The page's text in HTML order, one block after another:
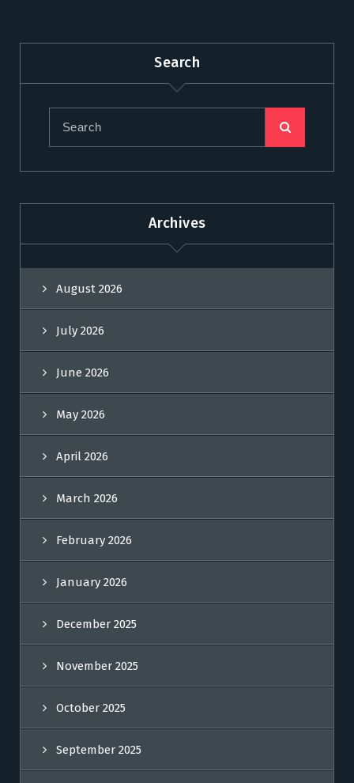
Search
Archives
August 2026
July 2026
June 2026
May 2026
April 2026
March 2026
February 2026
January 2026
December 2025
November 2025
October 2025
September 2025